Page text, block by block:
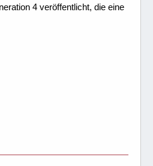
4 veröffentlicht, die eine